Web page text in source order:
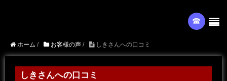
☎︎
ホーム / お客様の声 / しきさんへの口コミ
しきさんへの口コミ